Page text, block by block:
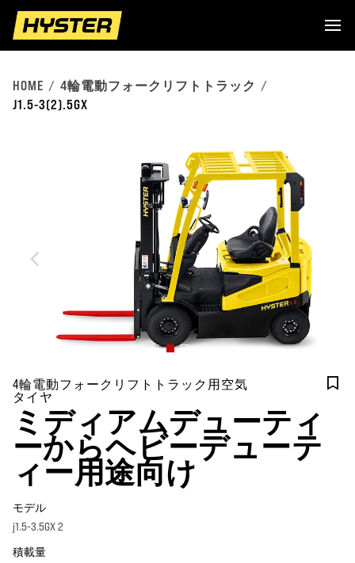
HOME
4輪電動フォークリフトトラック
J1.5-3(2).5GX
4輪電動フォークリフトトラック用空気
タイヤ
ミディアムデューティ
ーからヘビーデューテ
ィー用途向け
モデル
j1.5-3.5GX 2
積載量